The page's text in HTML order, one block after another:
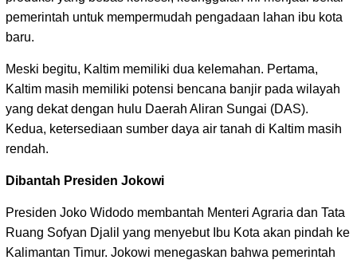
pemerintah untuk mempermudah pengadaan lahan ibu kota
baru.
Meski begitu, Kaltim memiliki dua kelemahan. Pertama,
Kaltim masih memiliki potensi bencana banjir pada wilayah
yang dekat dengan hulu Daerah Aliran Sungai (DAS).
Kedua, ketersediaan sumber daya air tanah di Kaltim masih
rendah.
Dibantah Presiden Jokowi
Presiden Joko Widodo membantah Menteri Agraria dan Tata
Ruang Sofyan Djalil yang menyebut Ibu Kota akan pindah ke
Kalimantan Timur. Jokowi menegaskan bahwa pemerintah